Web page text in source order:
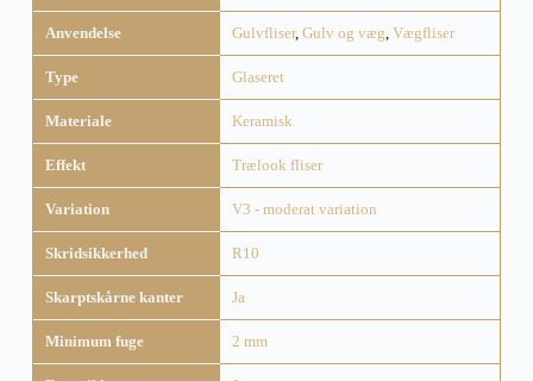
Anvendelse Gulvfliser, Gulv og væg, Vægfliser
Type Glaseret
Materiale Keramisk
Effekt Trælook fliser
Variation V3 - moderat variation
Skridsikkerhed R10
Skarptskårne kanter Ja
Minimum fuge 2 mm